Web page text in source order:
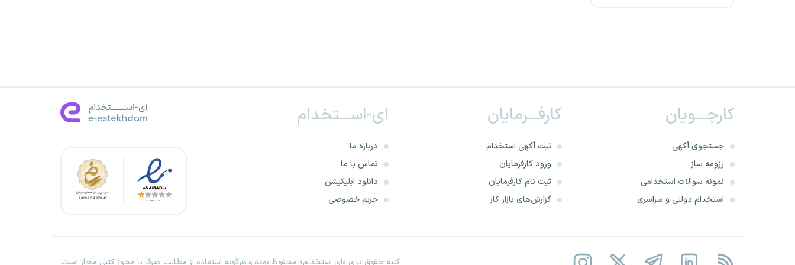
شرکت پتروشیمی مروارید
وزارت دادگستری
شرکت پتروشیمی باختر
وزارت صنعت، معدن و تجارت
کارجـــویان
جستجوی آگهی
رزومه ساز
نمونه سوالات استخدامی
استخدام دولتی و سراسری
کارفـــرمایان
ثبت آگهی استخدام
ورود کارفرمایان
ثبت نام کارفرمایان
گزارش‌های بازار کار
ای-اســـتخدام
درباره ما
تماس با ما
دانلود اپلیکیشن
حریم خصوصی
کلیه حقوق برای «ای استخدام» محفوظ بوده و هرگونه استفاده از مطالب صرفا با مجوز کتبی مجاز است.